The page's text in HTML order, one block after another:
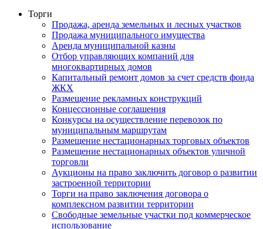
Торги
Продажа, аренда земельных и лесных участков
Продажа муниципального имущества
Аренда муниципальной казны
Отбор управляющих компаний для
многоквартирных домов
Капитальный ремонт домов за счет средств фонда
ЖКХ
Размещение рекламных конструкций
Концессионные соглашения
Конкурсы на осуществление перевозок по
муниципальным маршрутам
Размещение нестационарных торговых объектов
Размещение нестационарных объектов уличной
торговли
Аукционы на право заключить договор о развитии
застроенной территории
Торги на право заключения договора о
комплексном развитии территории
Свободные земельные участки под коммерческое
использование